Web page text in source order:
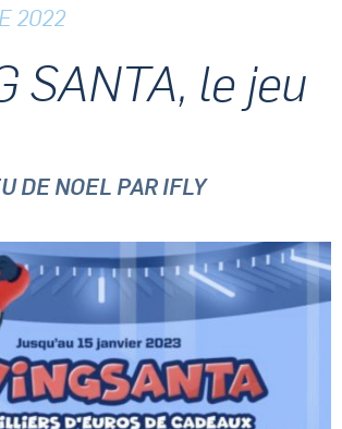
2022
SANTA, le jeu
DE NOEL PAR IFLY